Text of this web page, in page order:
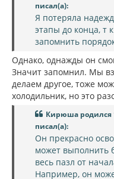
писал(а):
Я потеряла
этапы до конца, т
запомнить
Однако, однажды он
Значит запомнил. Мы
делаем другое, тоже
холодильник, но это
Кирюша родился
писал(а):
Он прекрасно
может выполнить
весь пазл от
Например, он